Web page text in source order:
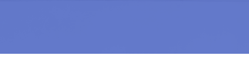
로제비앙더럭셔리 홍** 26 - 08 - 07